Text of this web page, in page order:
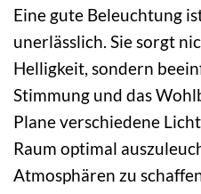
Eine gute Beleuchtung
unerlässlich. Sie sorgt
Helligkeit, sondern
Stimmung und das
Plane verschiedene
Raum optimal
Atmosphären zu